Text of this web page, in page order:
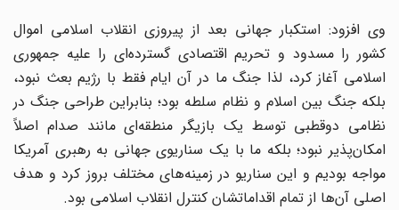
وی افزود: استکبار جهانی بعد از پیروزی انقلاب اسلامی اموال
کشور را مسدود و تحریم اقتصادی گسترده‌ای را علیه جمهوری
اسلامی آغاز کرد، لذا جنگ ما در آن ایام فقط با رژیم بعث نبود،
بلکه جنگ بین اسلام و نظام سلطه بود؛ بنابراین طراحی جنگ در
نظامی دوقطبی توسط یک بازیگر منطقه‌ای مانند صدام اصلاً
امکان‌پذیر نبود؛ بلکه ما با یک سناریوی جهانی به رهبری آمریکا
مواجه بودیم و این سناریو در زمینه‌های مختلف بروز کرد و هدف
اصلی آن‌ها از تمام اقداماتشان کنترل انقلاب اسلامی بود.